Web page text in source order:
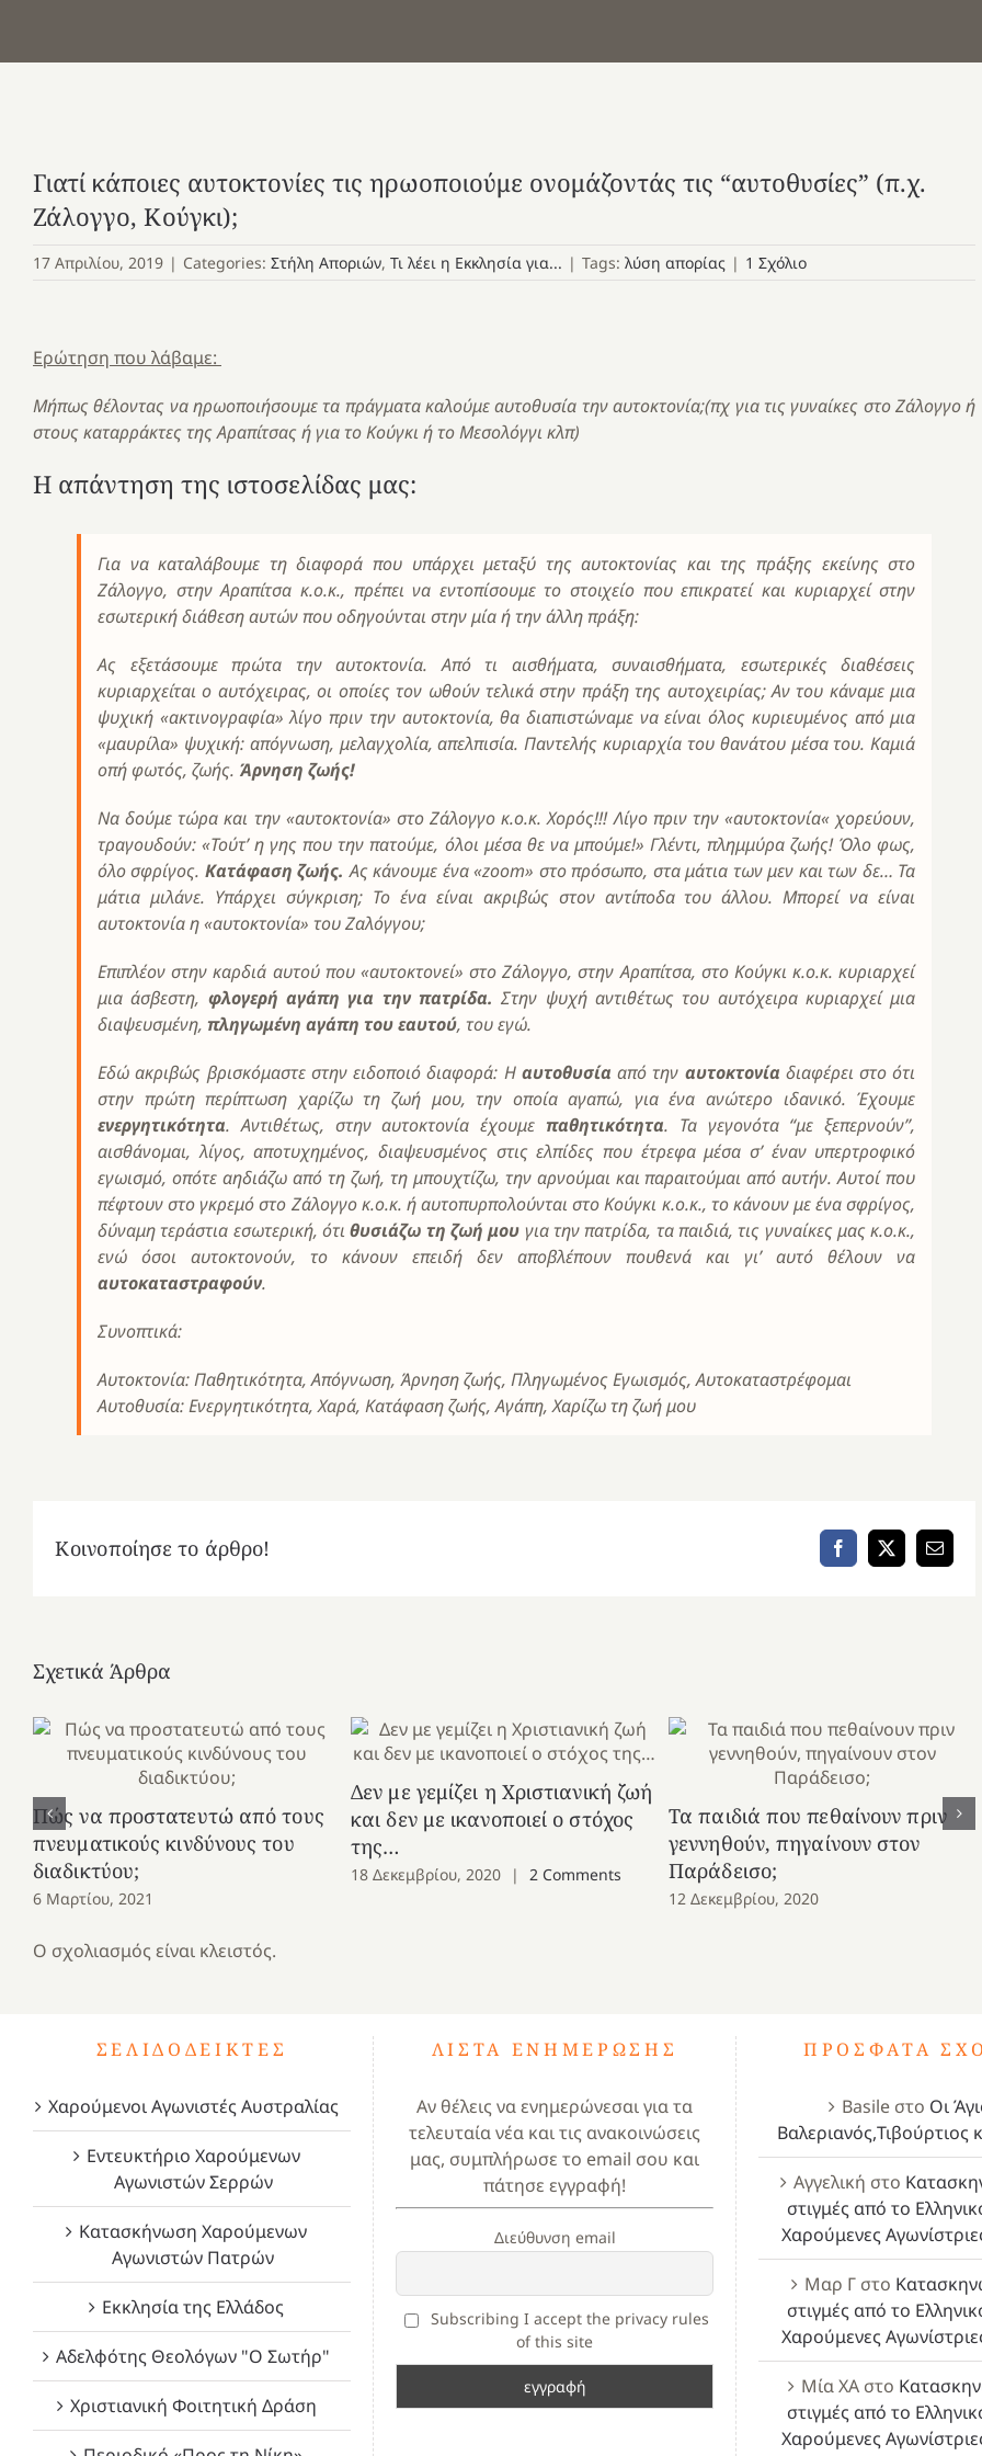
Γιατί κάποιες αυτοκτονίες τις ηρωοποιούμε ονομάζοντάς τις “αυτοθυσίες” (π.χ.
Ζάλογγο, Κούγκι);
17 Απριλίου, 2019 | Categories: Στήλη Αποριών, Τι λέει η Εκκλησία για... | Tags: λύση απορίας | 1 Σχόλιο
Ερώτηση που λάβαμε:
Μήπως θέλοντας να ηρωοποιήσουμε τα πράγματα καλούμε αυτοθυσία την αυτοκτονία;(πχ για τις γυναίκες στο Ζάλογγο ή
στους καταρράκτες της Αραπίτσας ή για το Κούγκι ή το Μεσολόγγι κλπ)
Η απάντηση της ιστοσελίδας μας:
Για να καταλάβουμε τη διαφορά που υπάρχει μεταξύ της αυτοκτονίας και της πράξης εκείνης στο
Ζάλογγο, στην Αραπίτσα κ.ο.κ., πρέπει να εντοπίσουμε το στοιχείο που επικρατεί και κυριαρχεί στην
εσωτερική διάθεση αυτών που οδηγούνται στην μία ή την άλλη πράξη:
Ας εξετάσουμε πρώτα την αυτοκτονία. Από τι αισθήματα, συναισθήματα, εσωτερικές διαθέσεις
κυριαρχείται ο αυτόχειρας, οι οποίες τον ωθούν τελικά στην πράξη της αυτοχειρίας; Αν του κάναμε μια
ψυχική «ακτινογραφία» λίγο πριν την αυτοκτονία, θα διαπιστώναμε να είναι όλος κυριευμένος από μια
«μαυρίλα» ψυχική: απόγνωση, μελαγχολία, απελπισία. Παντελής κυριαρχία του θανάτου μέσα του. Καμιά
οπή φωτός, ζωής. Άρνηση ζωής!
Να δούμε τώρα και την «αυτοκτονία» στο Ζάλογγο κ.ο.κ. Χορός!!! Λίγο πριν την «αυτοκτονία« χορεύουν,
τραγουδούν: «Τούτ’ η γης που την πατούμε, όλοι μέσα θε να μπούμε!» Γλέντι, πλημμύρα ζωής! Όλο φως,
όλο σφρίγος. Κατάφαση ζωής. Ας κάνουμε ένα «zoom» στο πρόσωπο, στα μάτια των μεν και των δε… Τα
μάτια μιλάνε. Υπάρχει σύγκριση; Το ένα είναι ακριβώς στον αντίποδα του άλλου. Μπορεί να είναι
αυτοκτονία η «αυτοκτονία» του Ζαλόγγου;
Επιπλέον στην καρδιά αυτού που «αυτοκτονεί» στο Ζάλογγο, στην Αραπίτσα, στο Κούγκι κ.ο.κ. κυριαρχεί
μια άσβεστη, φλογερή αγάπη για την πατρίδα. Στην ψυχή αντιθέτως του αυτόχειρα κυριαρχεί μια
διαψευσμένη, πληγωμένη αγάπη του εαυτού, του εγώ.
Εδώ ακριβώς βρισκόμαστε στην ειδοποιό διαφορά: Η αυτοθυσία από την αυτοκτονία διαφέρει στο ότι
στην πρώτη περίπτωση χαρίζω τη ζωή μου, την οποία αγαπώ, για ένα ανώτερο ιδανικό. Έχουμε
ενεργητικότητα. Αντιθέτως, στην αυτοκτονία έχουμεπαθητικότητα. Τα γεγονότα “με ξεπερνούν”,
αισθάνομαι, λίγος, αποτυχημένος, διαψευσμένος στις ελπίδες που έτρεφα μέσα σ’ έναν υπερτροφικό
εγωισμό, οπότε αηδιάζω από τη ζωή, τη μπουχτίζω, την αρνούμαι και παραιτούμαι από αυτήν. Αυτοί που
πέφτουν στο γκρεμό στο Ζάλογγο κ.ο.κ. ή αυτοπυρπολούνται στο Κούγκι κ.ο.κ., το κάνουν με ένα σφρίγος,
δύναμη τεράστια εσωτερική, ότιθυσιάζω τη ζωή μου για την πατρίδα, τα παιδιά, τις γυναίκες μας κ.ο.κ.,
ενώ όσοι αυτοκτονούν, το κάνουν επειδή δεν αποβλέπουν πουθενά και γι’ αυτό θέλουν να
αυτοκαταστραφούν.
Συνοπτικά:
Αυτοκτονία: Παθητικότητα, Απόγνωση, Άρνηση ζωής, Πληγωμένος Εγωισμός, Αυτοκαταστρέφομαι
Αυτοθυσία: Ενεργητικότητα, Χαρά, Κατάφαση ζωής, Αγάπη, Χαρίζω τη ζωή μου
Κοινοποίησε το άρθρο! Facebook
X Email
Σχετικά Άρθρα
Πώς να προστατευτώ από τους
πνευματικούς κινδύνους του
διαδικτύου;
6 Μαρτίου, 2021
Δεν με γεμίζει η Χριστιανική ζωή
και δεν με ικανοποιεί ο στόχος
της…
18 Δεκεμβρίου, 2020 | 2 Comments
Τα παιδιά που πεθαίνουν πριν
γεννηθούν, πηγαίνουν στον
Παράδεισο;
12 Δεκεμβρίου, 2020
Ο σχολιασμός είναι κλειστός.
ΣΕΛΙΔΟΔΕΊΚΤΕΣ
Χαρούμενοι Αγωνιστές Αυστραλίας
Εντευκτήριο Χαρούμενων
Αγωνιστών Σερρών
Κατασκήνωση Χαρούμενων
Αγωνιστών Πατρών
Εκκλησία της Ελλάδος
Αδελφότης Θεολόγων "Ο Σωτήρ"
Χριστιανική Φοιτητική Δράση
ΛΊΣΤΑ ΕΝΗΜΈΡΩΣΗΣ
Αν θέλεις να ενημερώνεσαι για τα
τελευταία νέα και τις ανακοινώσεις
μας, συμπλήρωσε το email σου και
πάτησε εγγραφή!
Διεύθυνση email
Subscribing I accept the privacy rules
of this site
ΠΡΌΣΦΑΤΑ
Basileστο Οι
Βαλεριανός,Τιβούρτιος
Αγγελική στο
στιγμές από το
Χαρούμενες
Μαρ Γστο
στιγμές από το
Χαρούμενες
Μία ΧΑστο
στιγμές από το
Χαρούμενες